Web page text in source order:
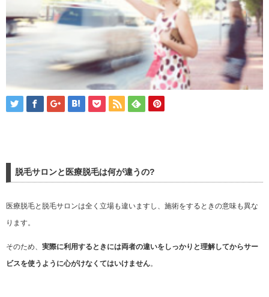
脱毛サロンと医療脱毛は何が違うの?
医療脱毛と脱毛サロンは全く立場も違いますし、施術をするときの意味も異な
ります。
そのため、 実際に利用するときには両者の違いをしっかりと理解してからサー
ビスを使うように心がけなくてはいけません。